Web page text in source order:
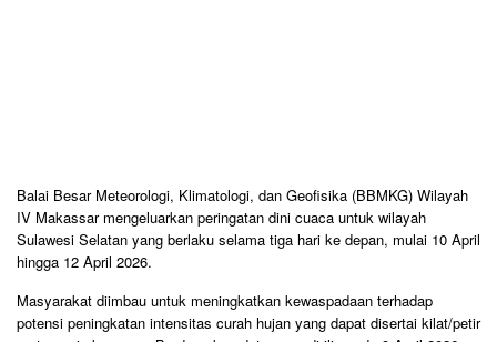
Balai Besar Meteorologi, Klimatologi, dan Geofisika (BBMKG) Wilayah
IV Makassar mengeluarkan peringatan dini cuaca untuk wilayah
Sulawesi Selatan yang berlaku selama tiga hari ke depan, mulai 10 April
hingga 12 April 2026.
​Masyarakat diimbau untuk meningkatkan kewaspadaan terhadap
potensi peningkatan intensitas curah hujan yang dapat disertai kilat/petir